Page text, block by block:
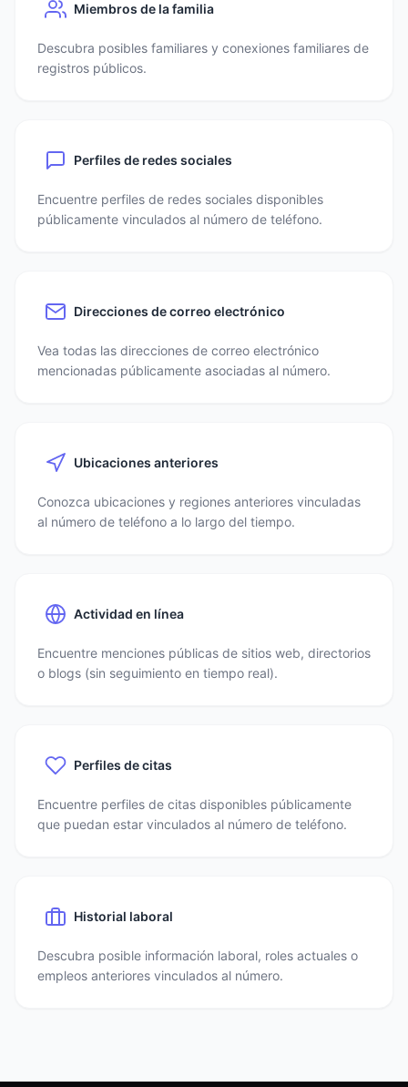
Miembros de la familia
Descubra posibles familiares y conexiones familiares de
registros públicos.
Perfiles de redes sociales
Encuentre perfiles de redes sociales disponibles
públicamente vinculados al número de teléfono.
Direcciones de correo electrónico
Vea todas las direcciones de correo electrónico
mencionadas públicamente asociadas al número.
Ubicaciones anteriores
Conozca ubicaciones y regiones anteriores vinculadas
al número de teléfono a lo largo del tiempo.
Actividad en línea
Encuentre menciones públicas de sitios web, directorios
o blogs (sin seguimiento en tiempo real).
Perfiles de citas
Encuentre perfiles de citas disponibles públicamente
que puedan estar vinculados al número de teléfono.
Historial laboral
Descubra posible información laboral, roles actuales o
empleos anteriores vinculados al número.